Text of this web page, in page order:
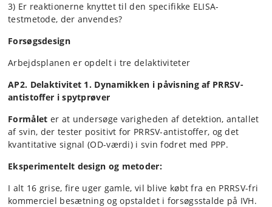
3) Er reaktionerne knyttet til den specifikke ELISA-
testmetode, der anvendes?
Forsøgsdesign
Arbejdsplanen er opdelt i tre delaktiviteter
AP2. Delaktivitet 1. Dynamikken i påvisning af PRRSV-
antistoffer i spytprøver
Formålet er at undersøge varigheden af detektion, antallet
af svin, der tester positivt for PRRSV-antistoffer, og det
kvantitative signal (OD-værdi) i svin fodret med PPP.
Eksperimentelt design og metoder:
I alt 16 grise, fire uger gamle, vil blive købt fra en PRRSV-fri
kommerciel besætning og opstaldet i forsøgsstalde på IVH.